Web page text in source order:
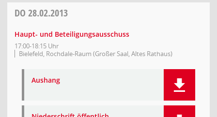
DO 28.02.2013
Haupt- und Beteiligungsausschuss
17:00-18:15 Uhr
Bielefeld, Rochdale-Raum (Großer Saal, Altes Rathaus)
Aushang